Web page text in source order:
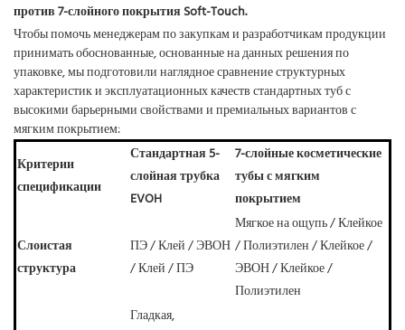
против 7-слойного покрытия Soft-Touch.
Чтобы помочь менеджерам по закупкам и разработчикам продукции
принимать обоснованные, основанные на данных решения по
упаковке, мы подготовили наглядное сравнение структурных
характеристик и эксплуатационных качеств стандартных туб с
высокими барьерными свойствами и премиальных вариантов с
мягким покрытием:
Критерии
спецификации
Стандартная 5-
слойная трубка
EVOH
7-слойные косметические
тубы с мягким
покрытием
Слоистая
структура
ПЭ / Клей / ЭВОН
/ Клей / ПЭ
Мягкое на ощупь / Клейкое
/ Полиэтилен / Клейкое /
ЭВОН / Клейкое /
Полиэтилен
Гладкая,